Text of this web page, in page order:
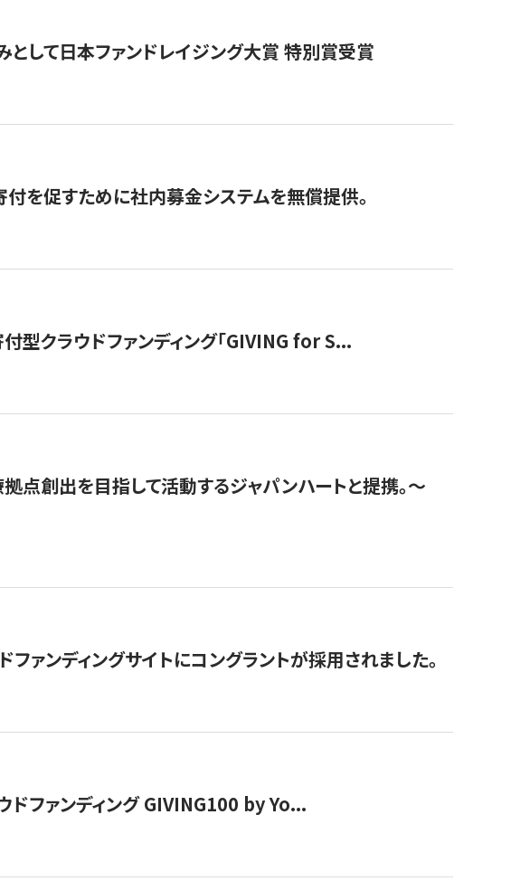
として日本ファンドレイジング大賞 特別賞受賞
を促すために社内募金システムを無償提供。
型クラウドファンディング「GIVING for S...
点創出を目指して活動するジャパンハートと提携。〜
ァンディングサイトにコングラントが採用されました。
ファンディング GIVING100 by Yo...